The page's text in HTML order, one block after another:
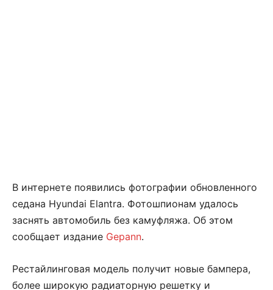
В интернете появились фотографии обновленного
седана Hyundai Elantra. Фотошпионам удалось
заснять автомобиль без камуфляжа. Об этом
сообщает издание Gepann.
Рестайлинговая модель получит новые бампера,
более широкую радиаторную решетку и